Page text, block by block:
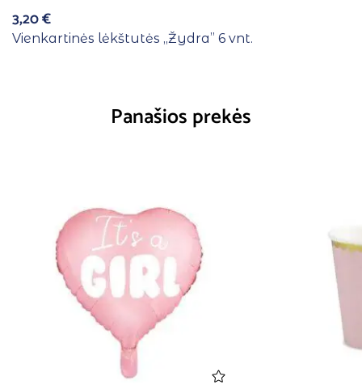
3,20€
Vienkartinės lėkštutės ,,Žydra” 6 vnt.
Panašios prekės